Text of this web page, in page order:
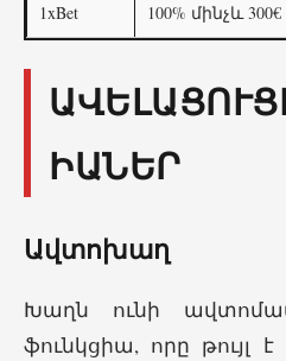
1xBet 100% մինչև 300€
ԻԱՆԵՐ
Ավտոխաղ
Խաղն ունի
ֆունկցիա, որը թույլ